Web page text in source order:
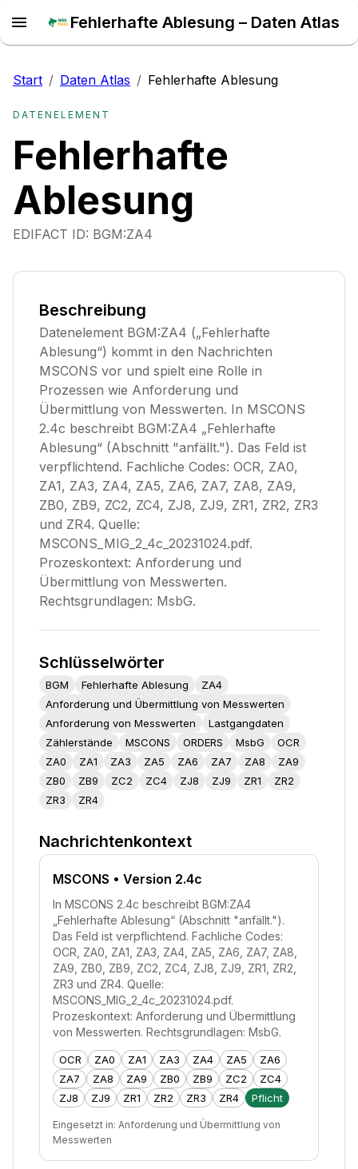
Fehlerhafte Ablesung – Daten Atlas
Start / Daten Atlas / Fehlerhafte Ablesung
DATENELEMENT
Fehlerhafte
Ablesung
EDIFACT ID: BGM:ZA4
Beschreibung
Datenelement BGM:ZA4 („Fehlerhafte
Ablesung“) kommt in den Nachrichten
MSCONS vor und spielt eine Rolle in
Prozessen wie Anforderung und
Übermittlung von Messwerten. In MSCONS
2.4c beschreibt BGM:ZA4 „Fehlerhafte
Ablesung“ (Abschnitt "anfällt."). Das Feld ist
verpflichtend. Fachliche Codes: OCR, ZA0,
ZA1, ZA3, ZA4, ZA5, ZA6, ZA7, ZA8, ZA9,
ZB0, ZB9, ZC2, ZC4, ZJ8, ZJ9, ZR1, ZR2, ZR3
und ZR4. Quelle:
MSCONS_MIG_2_4c_20231024.pdf.
Prozeskontext: Anforderung und
Übermittlung von Messwerten.
Rechtsgrundlagen: MsbG.
Schlüsselwörter
BGM Fehlerhafte Ablesung
ZA4
Anforderung und Übermittlung von Messwerten
Anforderung von Messwerten
Lastgangdaten
Zählerstände
MSCONS ORDERS MsbG
OCR
ZA0
ZA1 ZA3 ZA5 ZA6 ZA7 ZA8
ZA9
ZB0
ZB9 ZC2 ZC4 ZJ8 ZJ9 ZR1
ZR2
ZR3
ZR4
Nachrichtenkontext
MSCONS • Version 2.4c
In MSCONS 2.4c beschreibt BGM:ZA4
„Fehlerhafte Ablesung“ (Abschnitt "anfällt.").
Das Feld ist verpflichtend. Fachliche Codes:
OCR, ZA0, ZA1, ZA3, ZA4, ZA5, ZA6, ZA7, ZA8,
ZA9, ZB0, ZB9, ZC2, ZC4, ZJ8, ZJ9, ZR1, ZR2,
ZR3 und ZR4. Quelle:
MSCONS_MIG_2_4c_20231024.pdf.
Prozeskontext: Anforderung und Übermittlung
von Messwerten. Rechtsgrundlagen: MsbG.
OCR ZA0 ZA1 ZA3 ZA4 ZA5
ZA6
ZA7
ZA8 ZA9 ZB0 ZB9 ZC2
ZC4
ZJ8
ZJ9 ZR1 ZR2 ZR3 ZR4 Pflicht
Eingesetzt in: Anforderung und Übermittlung von
Messwerten